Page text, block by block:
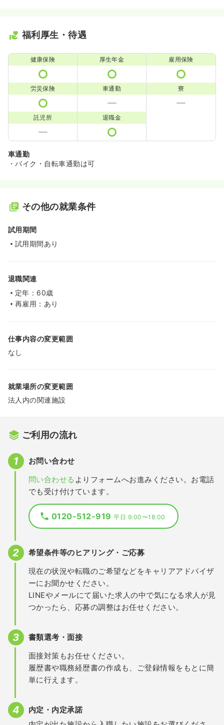
福利厚生・待遇
健康保険 厚生年金 雇用保険
労災保険 車通勤 寮
託児所 退職金
車通勤
・バイク・自転車通勤は可
その他の就業条件
試用期間
試用期間あり
退職関連
定年：60歳
再雇用：あり
仕事内容の変更範囲
なし
就業場所の変更範囲
法人内の関連施設
ご利用の流れ
お問い合わせ
問い合わせる よりフォームへお進みください。お電話
でも受け付けています。
0120-512-919平日 9:00〜18:00
希望条件等のヒアリング・ご応募
現在の状況や転職のご希望などをキャリアアドバイザ
ーにお聞かせください。
LINEやメールにて届いた求人の中で気になる求人が見
つかったら、応募の調整はお任せください。
書類選考・面接
面接対策もお任せください。
履歴書や職務経歴書の作成も、ご登録情報をもとに簡
単に行えます。
内定・内定承諾